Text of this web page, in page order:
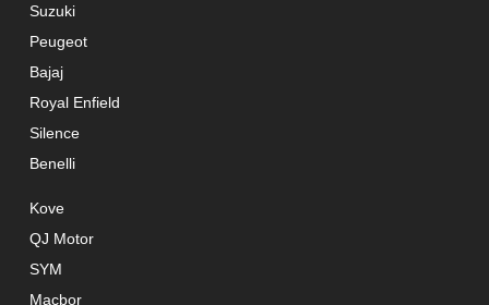
Suzuki
Peugeot
Bajaj
Royal Enfield
Silence
Benelli
Kove
QJ Motor
SYM
Macbor